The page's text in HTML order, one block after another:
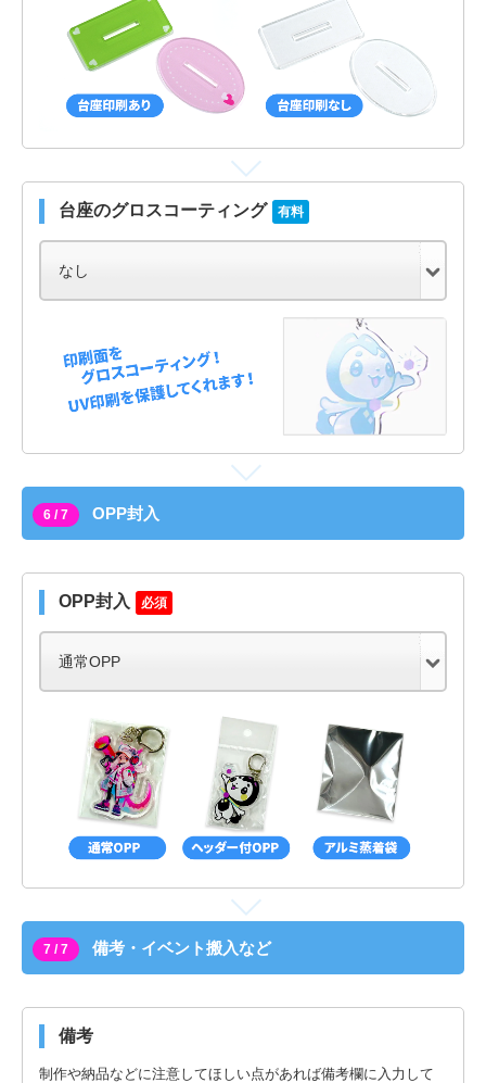
台座のグロスコーティング 有料
6 / 7 OPP封入
OPP封入 必須
7 / 7 備考・イベント搬入など
備考
制作や納品などに注意してほしい点があれば備考欄に入力して